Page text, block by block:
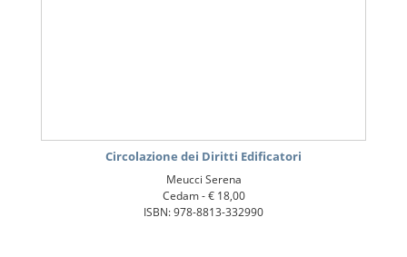
Circolazione dei Diritti Edificatori
Meucci Serena
Cedam -€ 18,00
ISBN: 978-8813-332990